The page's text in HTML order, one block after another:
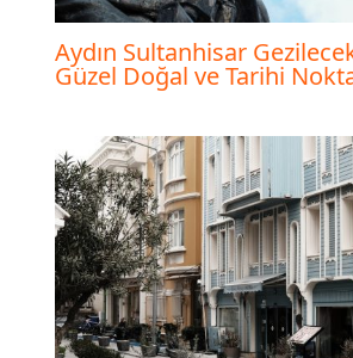
Aydın Sultanhisar
Güzel Doğal ve Tarihi